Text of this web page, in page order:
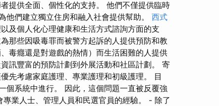
提供全面、個性化的支持。 他們不僅提供臨時
們建立獨立住房和融入社會提供幫助。 西式
及個人化心理健康和生活方式諮詢方面的支
那些因吸毒罪而被警方起訴的人提供預防和教
毒癮還是對遊戲的熱情）而生活困難的人提供
訊豐富的預防計劃到外展活動和社區計劃。 寄
先考慮家庭護理、專業護理和初級護理。 目
個系統中進行。 因此，這個問題一直被反覆強
業人士、管理人員和民選官員的經驗。 - 除了